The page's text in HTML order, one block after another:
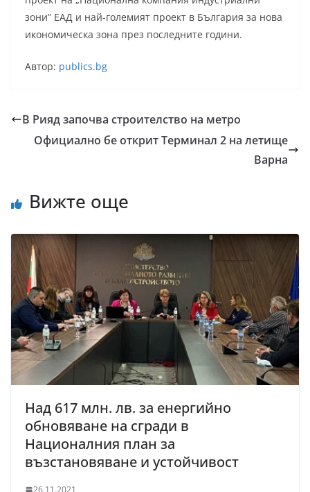
зони” ЕАД и най-големият проект в България за нова
икономическа зона през последните години.
Автор: publics.bg
В Рияд започва строителство на метро
Официално бе открит Терминал 2 на летище
Варна
Вижте още
Над 617 млн. лв. за енергийно
обновяване на сгради в
Националния план за
възстановяване и устойчивост